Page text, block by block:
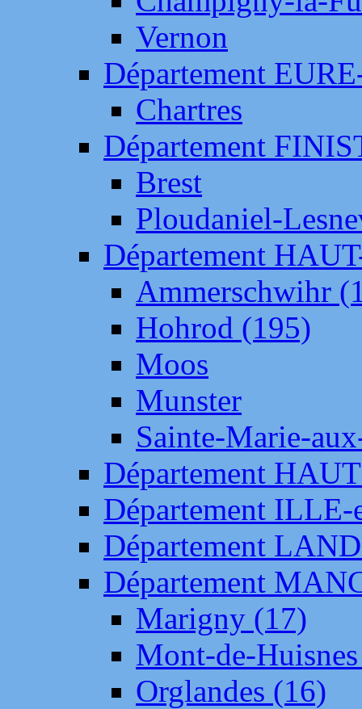
Vernon
Département
Chartres
Département
Brest
Ploudaniel-
Département
Ammerschwihr
Hohrod (195)
Moos
Munster
Sainte-Marie-
Département
Département
Département
Département
Marigny (17)
Mont-de-
Orglandes (16)